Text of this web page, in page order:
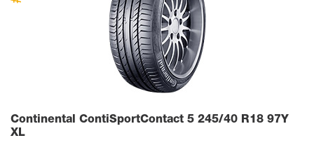
Continental ContiSportContact 5 245/40 R18 97Y
XL